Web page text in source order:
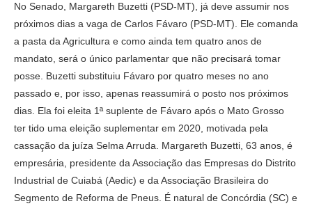
No Senado, Margareth Buzetti (PSD-MT), já deve assumir nos
próximos dias a vaga de Carlos Fávaro (PSD-MT). Ele comanda
a pasta da Agricultura e como ainda tem quatro anos de
mandato, será o único parlamentar que não precisará tomar
posse. Buzetti substituiu Fávaro por quatro meses no ano
passado e, por isso, apenas reassumirá o posto nos próximos
dias. Ela foi eleita 1ª suplente de Fávaro após o Mato Grosso
ter tido uma eleição suplementar em 2020, motivada pela
cassação da juíza Selma Arruda. Margareth Buzetti, 63 anos, é
empresária, presidente da Associação das Empresas do Distrito
Industrial de Cuiabá (Aedic) e da Associação Brasileira do
Segmento de Reforma de Pneus. É natural de Concórdia (SC) e